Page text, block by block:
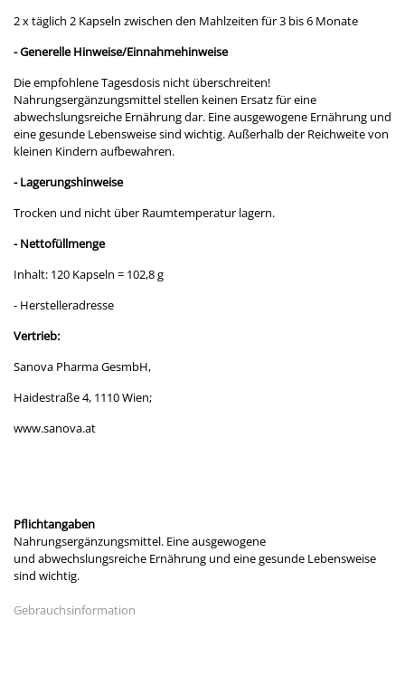
2 x täglich 2 Kapseln zwischen den Mahlzeiten für 3 bis 6 Monate
- Generelle Hinweise/Einnahmehinweise
Die empfohlene Tagesdosis nicht überschreiten!
Nahrungsergänzungsmittel stellen keinen Ersatz für eine
abwechslungsreiche Ernährung dar. Eine ausgewogene Ernährung und
eine gesunde Lebensweise sind wichtig. Außerhalb der Reichweite von
kleinen Kindern aufbewahren.
- Lagerungshinweise
Trocken und nicht über Raumtemperatur lagern.
- Nettofüllmenge
Inhalt: 120 Kapseln = 102,8 g
- Herstelleradresse
Vertrieb:
Sanova Pharma GesmbH,
Haidestraße 4, 1110 Wien;
www.sanova.at
Pflichtangaben
Nahrungsergänzungsmittel. Eine ausgewogene
und abwechslungsreiche Ernährung und eine gesunde Lebensweise
sind wichtig.
Gebrauchsinformation